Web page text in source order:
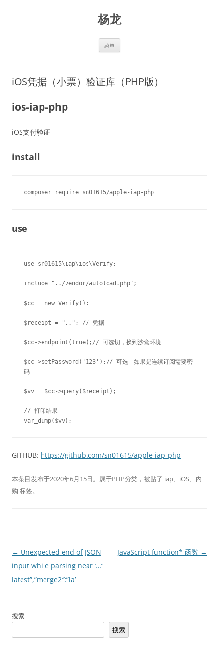
杨龙
菜单
iOS凭据（小票）验证库（PHP版）
ios-iap-php
iOS支付验证
install
composer require sn01615/apple-iap-php
use
use sn01615\iap\ios\Verify;
include "../vendor/autoload.php";
$cc = new Verify();
$receipt = ".."; // 凭据
$cc->endpoint(true);// 可选切，换到沙盒环境
$cc->setPassword('123');// 可选，如果是连续订阅需要密
码
$vv = $cc->query($receipt);
// 打印结果
var_dump($vv);
GITHUB: https://github.com/sn01615/apple-iap-php
本条目发布于2020年6月15日。属于PHP分类，被贴了 iap、 iOS、 内
购 标签。
文
章
导
← Unexpected end of JSON
input while parsing near ‘…”
latest”,”merge2″:”la’
JavaScript function* 函数 →
搜索
搜索